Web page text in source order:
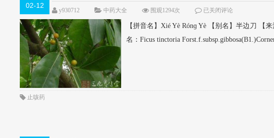
02-12
y930712 中药大全 围观1294次 已关闭评论
【拼音名】Xié Yè Rónɡ Yè 【别名】半边刀
名：Ficus tinctoria
止咳药